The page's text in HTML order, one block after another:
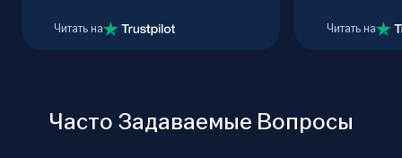
Читать на Читать на
Часто Задаваемые Вопросы